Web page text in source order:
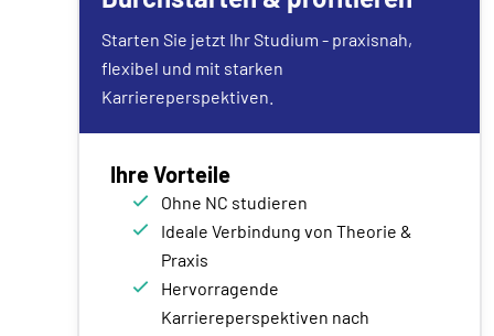
Starten Sie jetzt Ihr Studium - praxisnah,
flexibel und mit starken
Karriereperspektiven.
Ihre Vorteile
Ohne NC studieren
Ideale Verbindung von Theorie &
Praxis
Hervorragende
Karriereperspektiven nach